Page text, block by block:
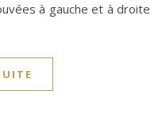
à gauche et à droite